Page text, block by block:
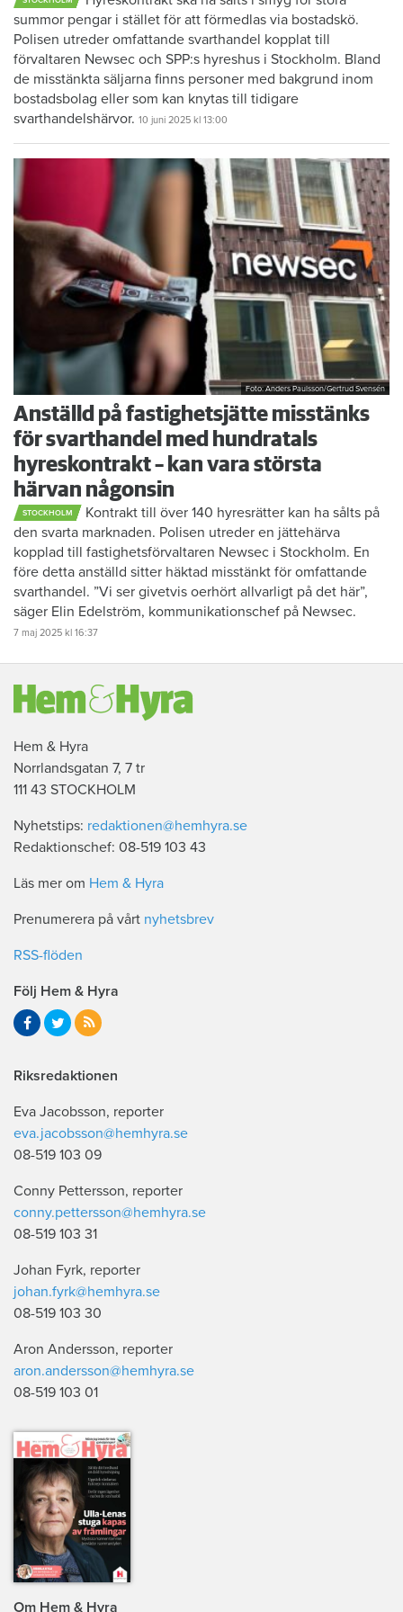
summor pengar i stället för att förmedlas via bostadskö.
Polisen utreder omfattande svarthandel kopplat till
förvaltaren Newsec och SPP:s hyreshus i Stockholm. Bland
de misstänkta säljarna finns personer med bakgrund inom
bostadsbolag eller som kan knytas till tidigare
svarthandelshärvor. 10 juni 2025 kl 13:00
Foto: Anders Paulsson/Gertrud Svensén
Anställd på fastighetsjätte misstänks
för svarthandel med hundratals
hyreskontrakt – kan vara största
härvan någonsin
STOCKHOLM
Kontrakt till över 140 hyresrätter kan ha sålts på
den svarta marknaden. Polisen utreder en jättehärva
kopplad till fastighetsförvaltaren Newsec i Stockholm. En
före detta anställd sitter häktad misstänkt för omfattande
svarthandel. ”Vi ser givetvis oerhört allvarligt på det här”,
säger Elin Edelström, kommunikationschef på Newsec.
7 maj 2025 kl 16:37
Hem & Hyra
Norrlandsgatan 7, 7 tr
111 43 STOCKHOLM
Nyhetstips: redaktionen@hemhyra.se
Redaktionschef: 08-519 103 43
Läs mer om Hem & Hyra
Prenumerera på vårt nyhetsbrev
RSS-flöden
Följ Hem & Hyra
Riksredaktionen
Eva Jacobsson, reporter
eva.jacobsson@hemhyra.se
08-519 103 09
Conny Pettersson, reporter
conny.pettersson@hemhyra.se
08-519 103 31
Johan Fyrk, reporter
johan.fyrk@hemhyra.se
08-519 103 30
Aron Andersson, reporter
aron.andersson@hemhyra.se
08-519 103 01
Om Hem & Hyra